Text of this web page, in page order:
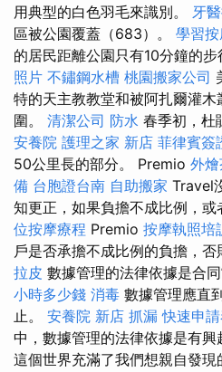
用典型的白色羽毛來識別。 牙
區被公園覆蓋（683）。 學習
的居民距離公園只有10分鐘的步
照片 不鏽鋼水槽 桃園搬家公司
特的天主教教堂和被阿扎爾灌
圍。 清潔公司 防水 春季初，杜
安養院 護理之家 新店 菲律賓簽
50公里長的部分。 Premio 外
備 台胞證台南 自助搬家 Travel
知更正，如果負擔不成比例，或
位按摩療程 Premio 按摩執照培
戶是否承擔不成比例的負擔，否
拉皮 數據管理的法律依據是合
小時多少錢 消毒 數據管理應直
止。 安養院 新店 抓漏 快速申
中，數據管理的法律依據是有興
這個世界充滿了我們想親自發